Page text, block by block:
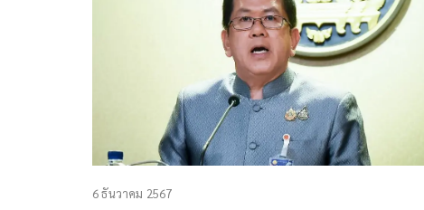
แสดงจากGMMTV ในวันศุกร์ที่ 7 กุมภาพันธ์ 2568 ณ
6 ธันวาคม 2567